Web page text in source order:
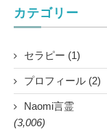
カテゴリー
セラピー (1)
プロフィール (2)
Naomi言霊
(3,006)